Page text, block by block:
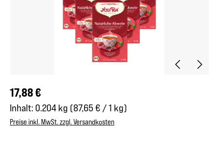
Regulärer Preis:
17,88 €
Inhalt: 0.204 kg (87,65 € / 1 kg)
Preise inkl. MwSt. zzgl. Versandkosten